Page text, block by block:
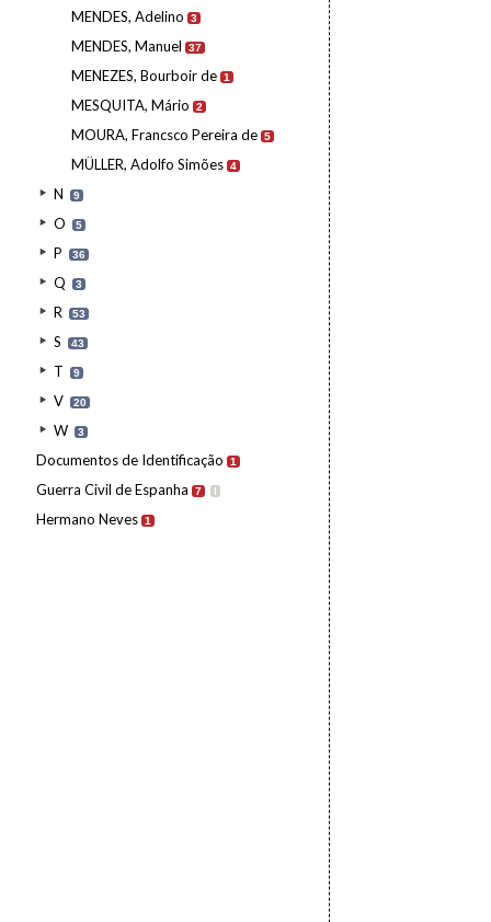
MENDES, Adelino 3
MENDES, Manuel 37
MENEZES, Bourboir de 1
MESQUITA, Mário 2
MOURA, Francsco Pereira de 5
MÜLLER, Adolfo Simões 4
N 9
O 5
P 36
Q 3
R 53
S 43
T 9
V 20
W 3
Documentos de Identificação 1
Guerra Civil de Espanha 7 I
Hermano Neves 1